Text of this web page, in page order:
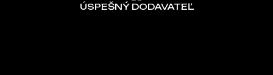
ÚSPEŠNÝ DODAVATEĽ